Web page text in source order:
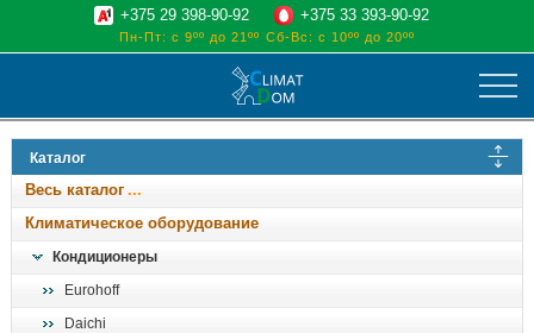
климат
отопительные котлы
водоснабжение
+375 29 398-90-92 +375 33 393-90-92
Пн-Пт: с 9ºº до 21ºº Сб-Вс: с 10ºº до 20ºº
Каталог
Весь каталог
Климатическое оборудование
Кондиционеры
Eurohoff
Daichi